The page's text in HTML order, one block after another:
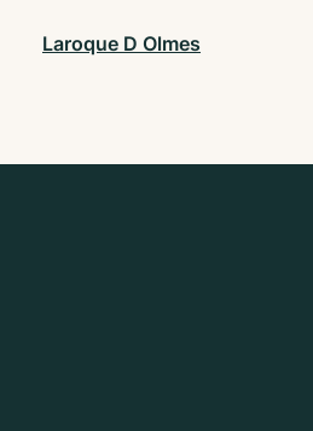
Laroque D Olmes